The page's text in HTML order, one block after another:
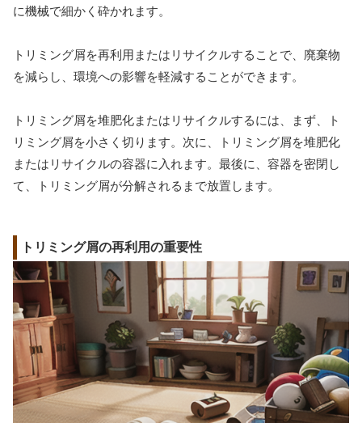
に機械で細かく砕かれます。
トリミング屑を再利用またはリサイクルすることで、廃棄物
を減らし、環境への影響を軽減することができます。
トリミング屑を堆肥化またはリサイクルするには、まず、ト
リミング屑を小さく切ります。次に、トリミング屑を堆肥化
またはリサイクルの容器に入れます。最後に、容器を密閉し
て、トリミング屑が分解されるまで放置します。
トリミング屑の再利用の重要性